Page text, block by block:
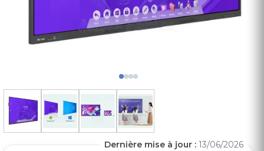
Dernière mise à jour : 13/06/2026